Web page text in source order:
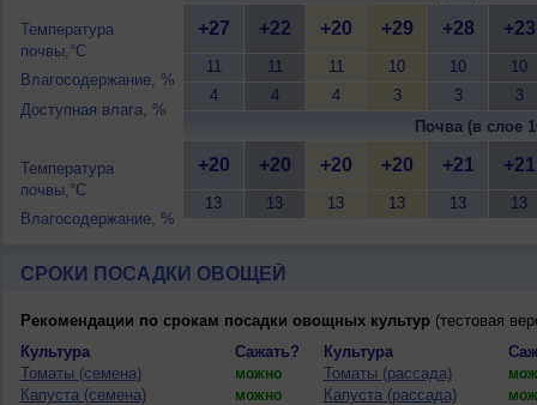
Температура
почвы,°C
Влагосодержание, %
Доступная влага, %
Температура
почвы,°C
Влагосодержание, %
+27
11
4
+22
11
4
+20
11
4
+29
10
3
+28
10
3
+23
10
3
Почва (в слое
+20
13
+20
13
+20
13
+20
13
+21
13
+21
13
СРОКИ ПОСАДКИ ОВОЩЕЙ
Рекомендации по срокам посадки овощных культур(тестовая
Культура
Сажать? Культура
Томаты (семена)
можно Томаты (рассада)
Капуста (семена) можно Капуста (рассада)